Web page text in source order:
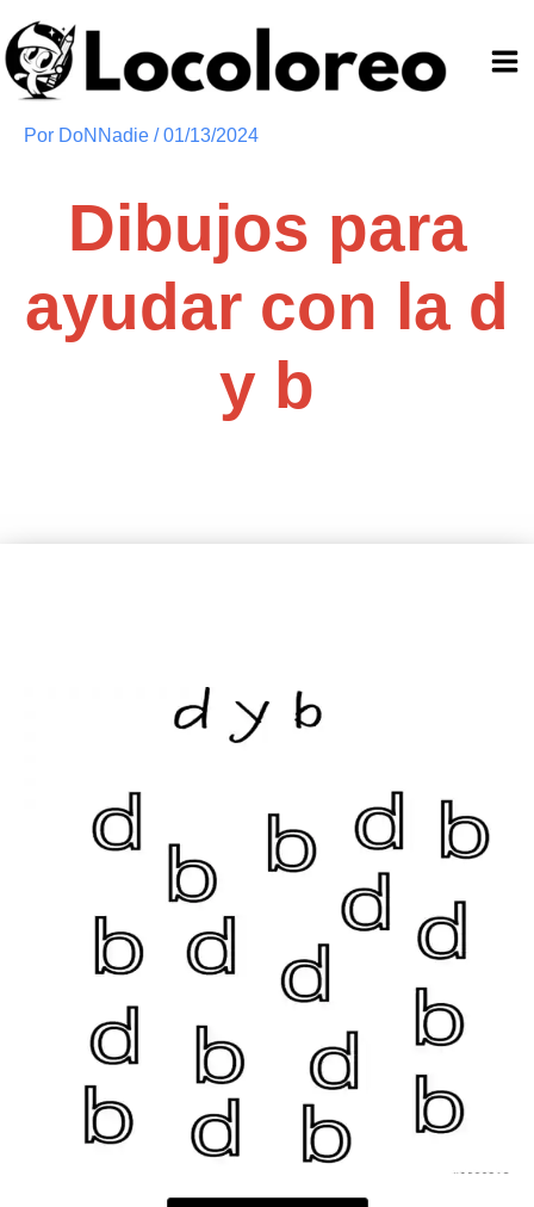
al
contenido
Por DoNNadie /01/13/2024
Dibujos para
ayudar con la d
y b